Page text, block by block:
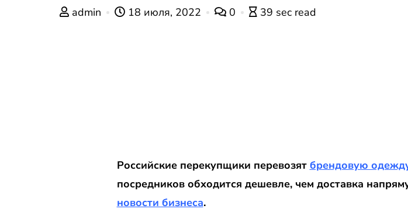
admin 18 июля, 2022 0 39 sec read
Российские перекупщики перевозят брендовую
посредников обходится дешевле, чем доставка
новости бизнеса.